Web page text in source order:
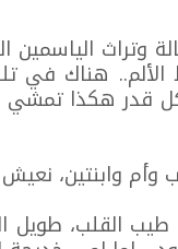
وتراث الياسمين
هناك في
قدر هكذا تمشي
وأم وابنتين،
، طيب القلب،